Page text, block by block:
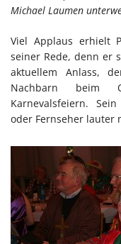
Michael Laumen
Viel Applaus erhielt
seiner Rede, denn er
aktuellem Anlass,
Nachbarn beim
Karnevalsfeiern.
oder Fernseher lauter